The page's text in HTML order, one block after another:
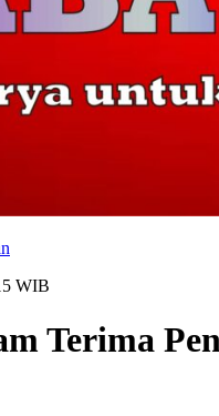
WIB
Terima